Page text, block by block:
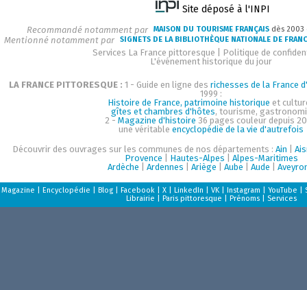
Site déposé à l'INPI
Recommandé notamment par MAISON DU TOURISME FRANÇAIS dès
Mentionné notamment par SIGNETS DE LA BIBLIOTHÈQUE NATIONALE DE
Services La France pittoresque
Politique de
L'événement historique du jour
LA FRANCE PITTORESQUE : 1 - Guide en ligne des richesses de la France
1999 :
Histoire de France, patrimoine historique et
gîtes et chambres d'hôtes, tourisme,
2 - Magazine d'histoire 36 pages couleur depuis
une véritable encyclopédie de la vie d'autrefois
Découvrir des ouvrages sur les communes de nos départements : Ain
Provence
Hautes-Alpes
Alpes-Maritimes
Ardèche
Ardennes Ariège Aube Aude
Magazine Encyclopédie Blog| Facebook| X| LinkedIn VK| Instagram YouTube
Librairie
Paris pittoresque Prénoms| Services